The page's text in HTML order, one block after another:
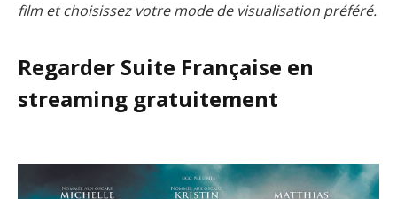
film et choisissez votre mode de visualisation préféré.
Regarder Suite Française en
streaming gratuitement